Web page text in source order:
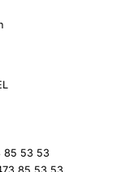
85 53 53